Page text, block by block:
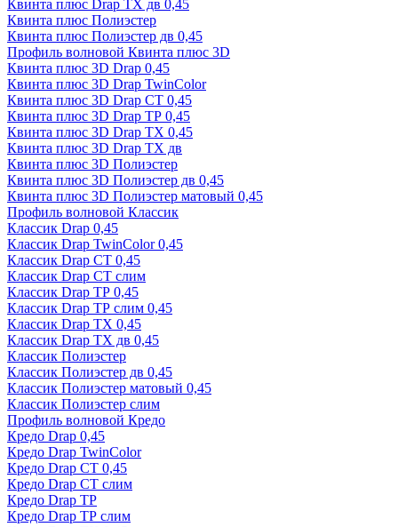
Квинта плюс Drap ТХ дв 0,45
Квинта плюс Полиэстер
Квинта плюс Полиэстер дв 0,45
Профиль волновой Квинта плюс 3D
Квинта плюс 3D Drap 0,45
Квинта плюс 3D Drap TwinColor
Квинта плюс 3D Drap СТ 0,45
Квинта плюс 3D Drap ТР 0,45
Квинта плюс 3D Drap ТХ 0,45
Квинта плюс 3D Drap ТХ дв
Квинта плюс 3D Полиэстер
Квинта плюс 3D Полиэстер дв 0,45
Квинта плюс 3D Полиэстер матовый 0,45
Профиль волновой Классик
Классик Drap 0,45
Классик Drap TwinColor 0,45
Классик Drap СТ 0,45
Классик Drap СТ слим
Классик Drap ТР 0,45
Классик Drap ТР слим 0,45
Классик Drap ТХ 0,45
Классик Drap ТХ дв 0,45
Классик Полиэстер
Классик Полиэстер дв 0,45
Классик Полиэстер матовый 0,45
Классик Полиэстер слим
Профиль волновой Кредо
Кредо Drap 0,45
Кредо Drap TwinColor
Кредо Drap СТ 0,45
Кредо Drap СТ слим
Кредо Drap ТР
Кредо Drap ТР слим